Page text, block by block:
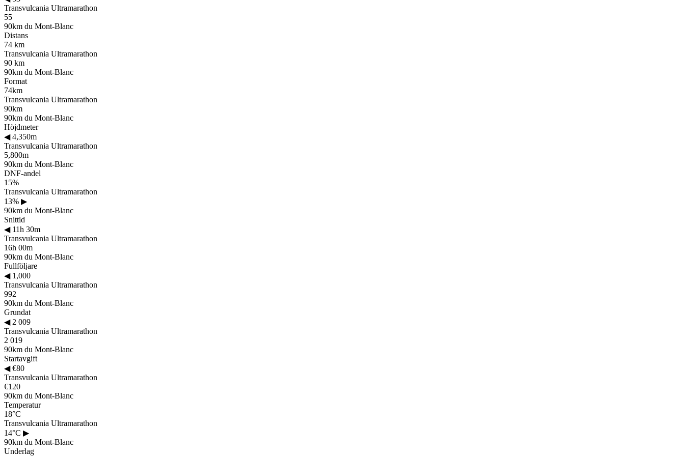
Transvulcania Ultramarathon
55
90km du Mont-Blanc
Distans
74 km
Transvulcania Ultramarathon
90 km
90km du Mont-Blanc
Format
74km
Transvulcania Ultramarathon
90km
90km du Mont-Blanc
Höjdmeter
◀4,350m
Transvulcania Ultramarathon
5,800m
90km du Mont-Blanc
DNF-andel
15%
Transvulcania Ultramarathon
13% ▶
90km du Mont-Blanc
Snittid
◀11h 30m
Transvulcania Ultramarathon
16h 00m
90km du Mont-Blanc
Fullföljare
◀1,000
Transvulcania Ultramarathon
992
90km du Mont-Blanc
Grundat
◀2 009
Transvulcania Ultramarathon
2 019
90km du Mont-Blanc
Startavgift
◀€80
Transvulcania Ultramarathon
€120
90km du Mont-Blanc
Temperatur
18°C
Transvulcania Ultramarathon
14°C ▶
90km du Mont-Blanc
Underlag